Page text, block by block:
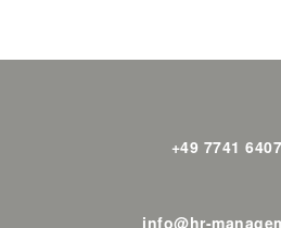
+49 7741
info@hr-